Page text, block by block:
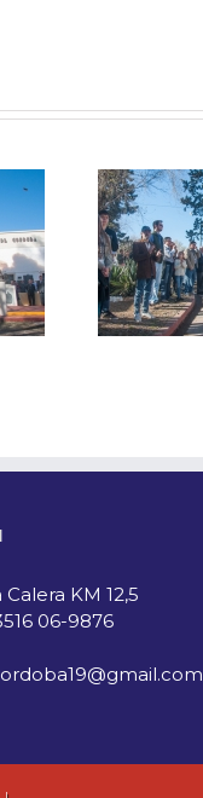
KM 12,5
06-9876